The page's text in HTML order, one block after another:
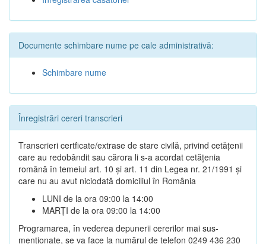
Documente schimbare nume pe cale administrativă:
Schimbare nume
Înregistrări cereri transcrieri
Transcrieri certficate/extrase de stare civilă, privind cetățenii
care au redobândit sau cărora li s-a acordat cetățenia
română în temeiul art. 10 și art. 11 din Legea nr. 21/1991 și
care nu au avut niciodată domiciliul în România
LUNI de la ora 09:00 la 14:00
MARȚI de la ora 09:00 la 14:00
Programarea, în vederea depunerii cererilor mai sus-
menționate, se va face la numărul de telefon 0249 436 230